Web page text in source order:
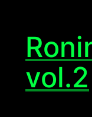
vol.2